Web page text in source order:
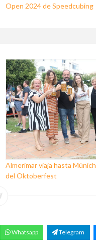
Open 2024 de Speedcubing
Almerimar viaja hasta
del Oktoberfest
Whatsapp Telegram